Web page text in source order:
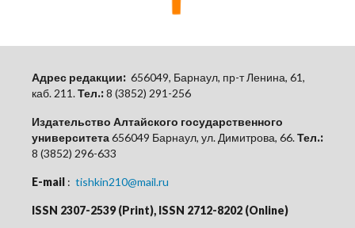
Адрес редакции: 656049, Барнаул, пр-т Ленина, 61,
каб. 211.Тел.:8 (3852) 291-256
Издательство Алтайского государственного
университета656049 Барнаул, ул. Димитрова, 66.Тел.:
8 (3852) 296-633
E-mail : tishkin210@mail.ru
ISSN 2307-2539 (Print), ISSN 2712-8202 (Online)